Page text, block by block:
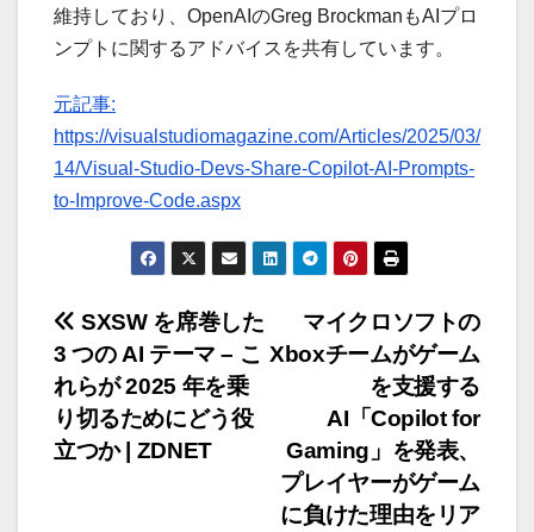
維持しており、OpenAIのGreg BrockmanもAIプロ
ンプトに関するアドバイスを共有しています。
元記事:
https://visualstudiomagazine.com/Articles/2025/03/
14/Visual-Studio-Devs-Share-Copilot-AI-Prompts-
to-Improve-Code.aspx
投
稿
ナ
ビ
マイクロソフトの
Xboxチームがゲーム
を支援する
AI「Copilot for
Gaming」を発表、
プレイヤーがゲーム
に負けた理由をリア
SXSW を席巻した
3 つの AI テーマ – こ
れらが 2025 年を乗
り切るためにどう役
立つか | ZDNET